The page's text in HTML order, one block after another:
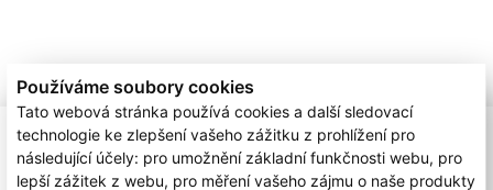
Používáme soubory cookies
Tato webová stránka používá cookies a další sledovací
technologie ke zlepšení vašeho zážitku z prohlížení pro
následující účely: pro umožnění základní funkčnosti webu, pro
lepší zážitek z webu, pro měření vašeho zájmu o naše produkty